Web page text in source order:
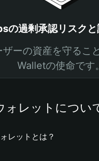
の過剰承認リスク
ザーの資産を守るこ
Walletの使命です。
ォレットについ
レットとは？